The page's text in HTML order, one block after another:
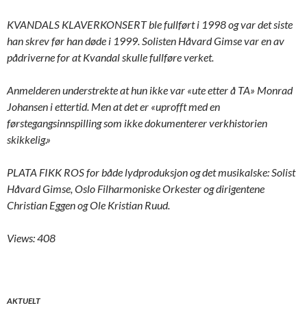
KVANDALS KLAVERKONSERT ble fullført i 1998 og var det siste
han skrev før han døde i 1999. Solisten Håvard Gimse var en av
pådriverne for at Kvandal skulle fullføre verket.
Anmelderen understrekte at hun ikke var «ute etter å TA» Monrad
Johansen i ettertid. Men at det er «uprofft med en
førstegangsinnspilling som ikke dokumenterer verkhistorien
skikkelig.»
PLATA FIKK ROS for både lydproduksjon og det musikalske: Solist
Håvard Gimse, Oslo Filharmoniske Orkester og dirigentene
Christian Eggen og Ole Kristian Ruud.
Views: 408
AKTUELT